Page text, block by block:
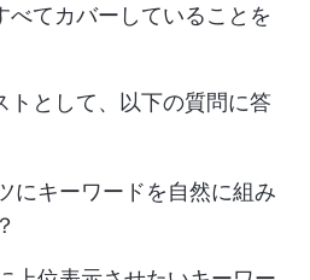
べてカバーしていることを
トとして、以下の質問に答
にキーワードを自然に組み